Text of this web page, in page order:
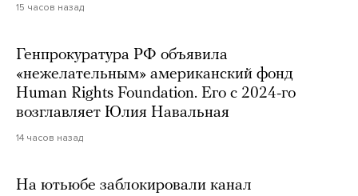
15 часов назад
Генпрокуратура РФ объявила
«нежелательным» американский фонд
Human Rights Foundation. Его с 2024-го
возглавляет Юлия Навальная
14 часов назад
На ютьюбе заблокировали канал